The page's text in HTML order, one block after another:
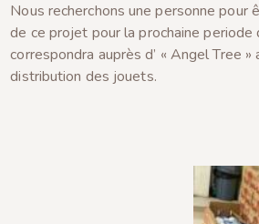
Nous recherchons une personne pour
de ce projet pour la prochaine periode
correspondra auprès d’ « Angel Tree »
distribution des jouets.